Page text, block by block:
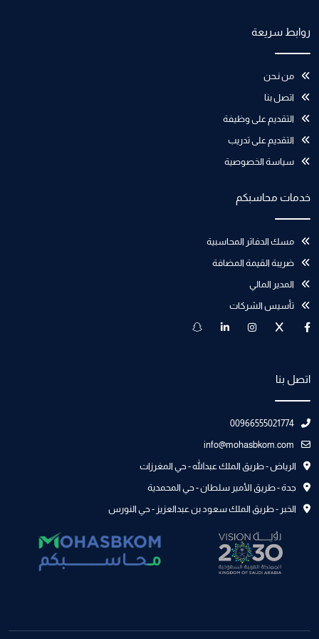
روابط سريعة
من نـحن
اتصل بنا
التقديم على وظيفة
التقديم على تدريب
سياسة الخصوصية
خدمات محاسبكم
مسك الدفاتر المحاسبية
ضريبة القيمة المضافة
المدير المالي
تأسيس الشركات
اتصل بنا
00966555021774
info@mohasbkom.com
الرياض - طريق الملك عبدالله - حي المغرزات
جدة - طريق الأمير سلطان - حي المحمدية
الخبر - طريق الملك سعود بن عبدالعزيز - حي النورس